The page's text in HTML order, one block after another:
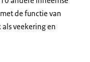
de functie van
veekering en